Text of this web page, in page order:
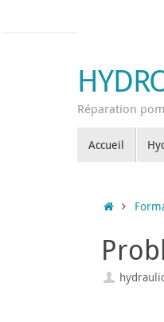
Réparation
Accueil
Accueil